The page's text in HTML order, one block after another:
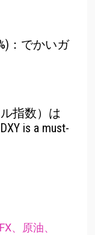
：でかいガ
指数）は
is a must-
、原油、